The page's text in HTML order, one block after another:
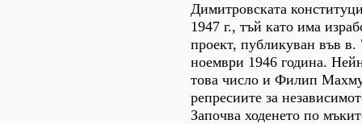
Димитровската
1947 г., тъй като има
проект, публикуван във
ноември 1946 година.
това число и Филип
репресиите за
Започва ходенето по